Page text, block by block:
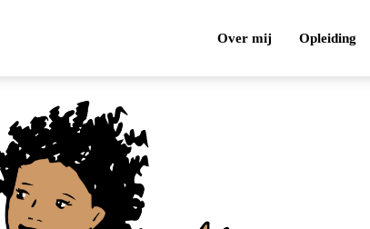
Over mij Opleiding